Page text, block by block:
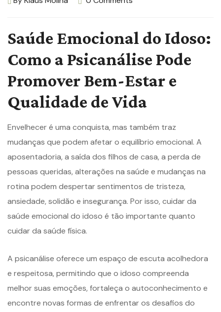
Saúde Emocional do Idoso:
Como a Psicanálise Pode
Promover Bem-Estar e
Qualidade de Vida
Envelhecer é uma conquista, mas também traz
mudanças que podem afetar o equilíbrio emocional. A
aposentadoria, a saída dos filhos de casa, a perda de
pessoas queridas, alterações na saúde e mudanças na
rotina podem despertar sentimentos de tristeza,
ansiedade, solidão e insegurança. Por isso, cuidar da
saúde emocional do idoso é tão importante quanto
cuidar da saúde física.
A psicanálise oferece um espaço de escuta acolhedora
e respeitosa, permitindo que o idoso compreenda
melhor suas emoções, fortaleça o autoconhecimento e
encontre novas formas de enfrentar os desafios do